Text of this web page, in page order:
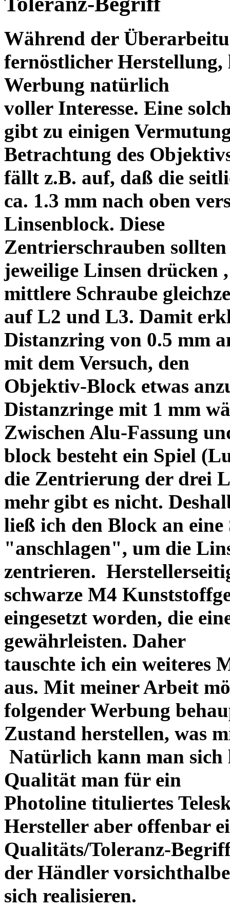
Während der
fernöstlicher Herstellung,
Werbung natürlich
voller Interesse. Eine
gibt zu einigen
Betrachtung des
fällt z.B. auf, daß die
ca. 1.3 mm nach oben
Linsenblock. Diese
Zentrierschrauben
jeweilige Linsen drücken
mittlere Schraube
auf L2 und L3. Damit
Distanzring von 0.5 mm
mit dem Versuch, den
Objektiv-Block etwas
Distanzringe mit 1 mm
Zwischen Alu-Fassung
block besteht ein Spiel
die Zentrierung der drei
mehr gibt es nicht.
ließ ich den Block an eine
"anschlagen", um die
zentrieren.
schwarze M4
eingesetzt worden, die
gewährleisten. Daher
tauschte ich ein weiteres
aus. Mit meiner Arbeit
folgender Werbung
Zustand herstellen, was
Natürlich kann man sich
Qualität man für ein
Photoline tituliertes
Hersteller aber offenbar
Qualitäts/Toleranz-
der Händler
sich realisieren.